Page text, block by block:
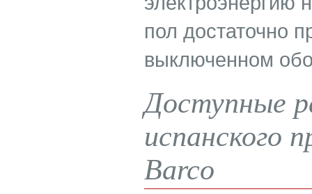
пол достаточно
выключенном
Доступные
испанского
Barco